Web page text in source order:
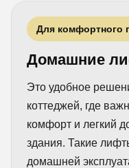
Для комфортного
Домашние
Это удобное
коттеджей, где
комфорт и легкий
здания. Такие
домашней